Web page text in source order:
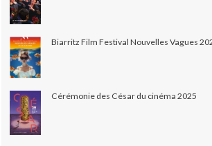
Biarritz Film Festival Nouvelles Vagues
Cérémonie des César du cinéma 2025